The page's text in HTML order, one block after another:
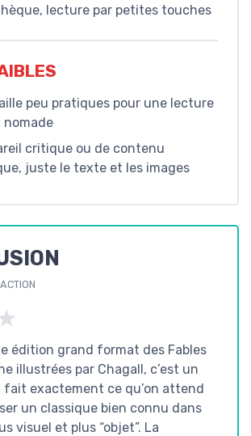
lecture par petites touches
peu pratiques pour une lecture
nomade
critique ou de contenu
juste le texte et les images
édition grand format des Fables
illustrées par Chagall, c’est un
fait exactement ce qu’on attend
un classique bien connu dans
visuel et plus “objet”. La